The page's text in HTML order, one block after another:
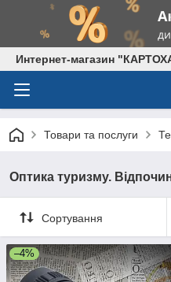
Интернет-магазин
Товари та послуги
Оптика туризму.
Сортування
–4%